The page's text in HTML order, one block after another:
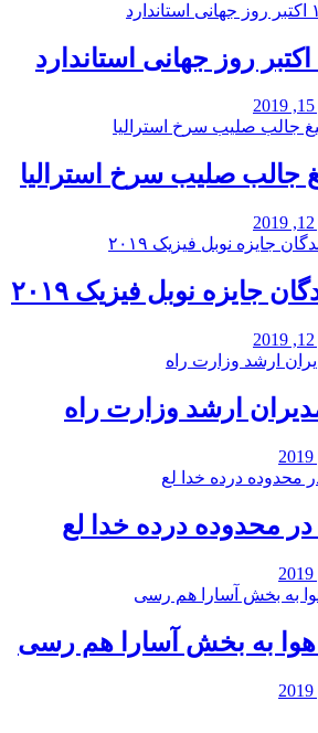
جالب صلیب سرخ استرالیا
جایزه نوبل فیزیک ۲۰۱۹
ارشد وزارت راه
محدوده درده خدا لع
هوا به بخش آسارا هم رسی